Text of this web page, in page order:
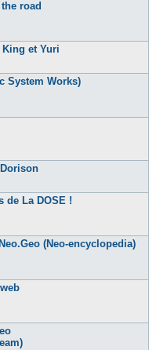
road
et Yuri
System Works)
de La DOSE !
(Neo-encyclopedia)